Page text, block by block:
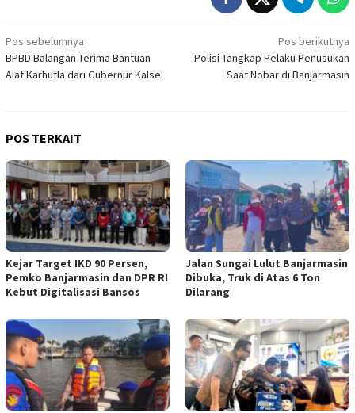
Navigasi
pos
Pos sebelumnya
BPBD Balangan Terima Bantuan
Alat Karhutla dari Gubernur Kalsel
Pos berikutnya
Polisi Tangkap Pelaku Penusukan
Saat Nobar di Banjarmasin
POS TERKAIT
Kejar Target IKD 90 Persen,
Pemko Banjarmasin dan DPR RI
Kebut Digitalisasi Bansos
Jalan Sungai Lulut Banjarmasin
Dibuka, Truk di Atas 6 Ton
Dilarang